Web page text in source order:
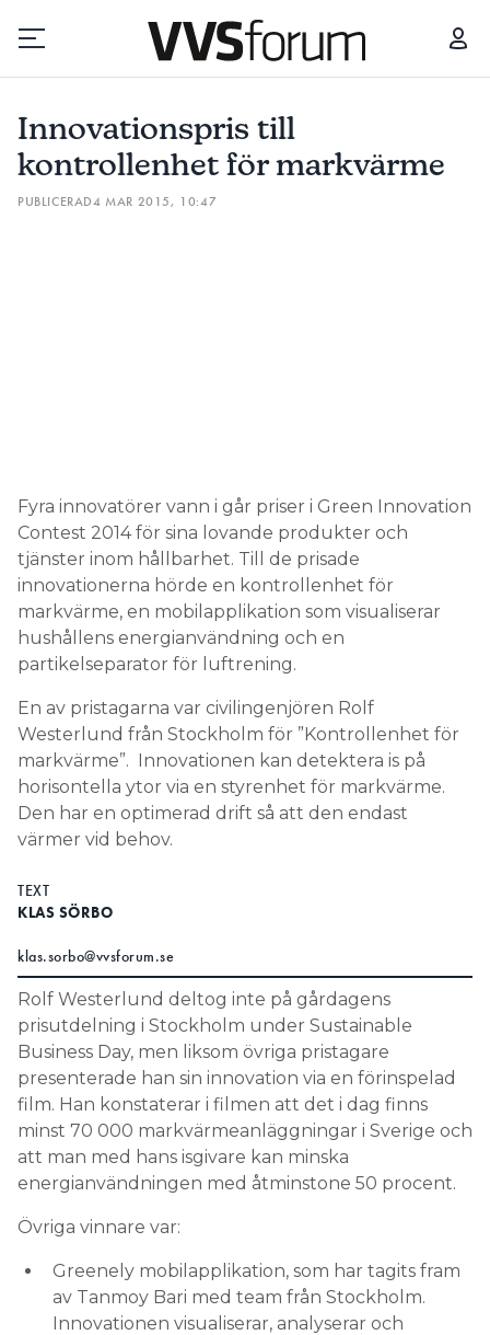
Prenumerera
Hantera prenumeration
Information om GDPR
Search for:
SEARCH
Innovationspris till
kontrollenhet för markvärme
PUBLICERAD4 MAR 2015, 10:47
Fyra innovatörer vann i går priser i Green Innovation
Contest 2014 för sina lovande produkter och
tjänster inom hållbarhet. Till de prisade
innovationerna hörde en kontrollenhet för
markvärme, en mobilapplikation som visualiserar
hushållens energianvändning och en
partikelseparator för luftrening.
En av pristagarna var civilingenjören Rolf
Westerlund från Stockholm för ”Kontrollenhet för
markvärme”. Innovationen kan detektera is på
horisontella ytor via en styrenhet för markvärme.
Den har en optimerad drift så att den endast
värmer vid behov.
TEXT
KLAS SÖRBO
klas.sorbo@vvsforum.se
Rolf Westerlund deltog inte på gårdagens
prisutdelning i Stockholm under Sustainable
Business Day, men liksom övriga pristagare
presenterade han sin innovation via en förinspelad
film. Han konstaterar i filmen att det i dag finns
minst 70 000 markvärmeanläggningar i Sverige och
att man med hans isgivare kan minska
energianvändningen med åtminstone 50 procent.
Övriga vinnare var:
Greenely mobilapplikation, som har tagits fram
av Tanmoy Bari med team från Stockholm.
Innovationen visualiserar, analyserar och